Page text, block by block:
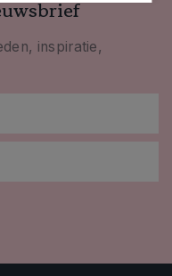
inspiratie,